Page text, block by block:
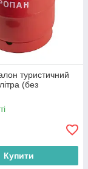
туристичний
(без
Купити